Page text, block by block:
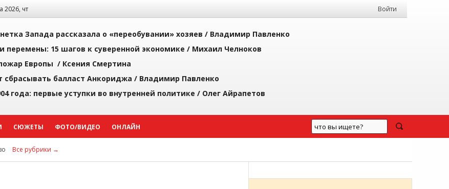
2026, чт Войти
Запада рассказала о «переобувании» хозяев / Владимир Павленко
перемены: 15 шагов к суверенной экономике / Михаил Челноков
Европы / Ксения Смертина
сбрасывать балласт Анкориджа / Владимир Павленко
года: первые уступки во внутренней политике / Олег Айрапетов
СЮЖЕТЫ ФОТО/ВИДЕО ОНЛАЙН
Все рубрики →